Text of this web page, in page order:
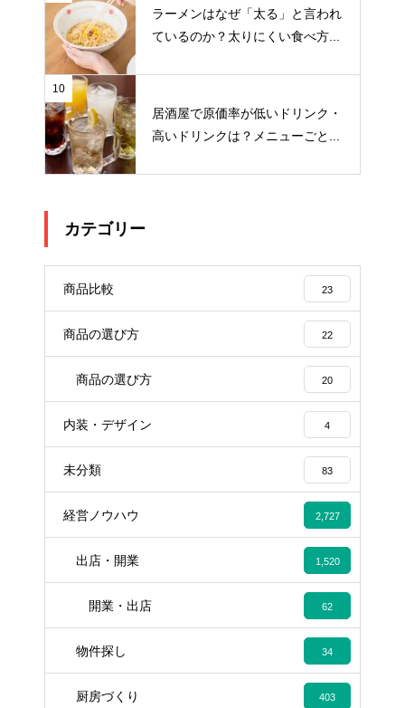
ラーメンはなぜ「太る」と言われ
ているのか？太りにくい食べ方...
10
居酒屋で原価率が低いドリンク・
高いドリンクは？メニューごと...
カテゴリー
商品比較 23
商品の選び方 22
商品の選び方 20
内装・デザイン 4
未分類 83
経営ノウハウ 2,727
出店・開業 1,520
開業・出店 62
物件探し 34
厨房づくり 403